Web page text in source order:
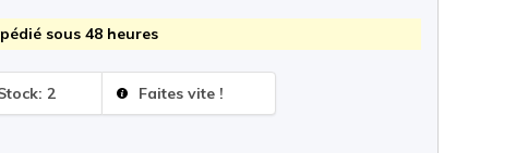
sous 48 heures
2 Faites vite !